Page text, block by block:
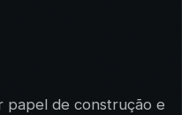
papel de construção e